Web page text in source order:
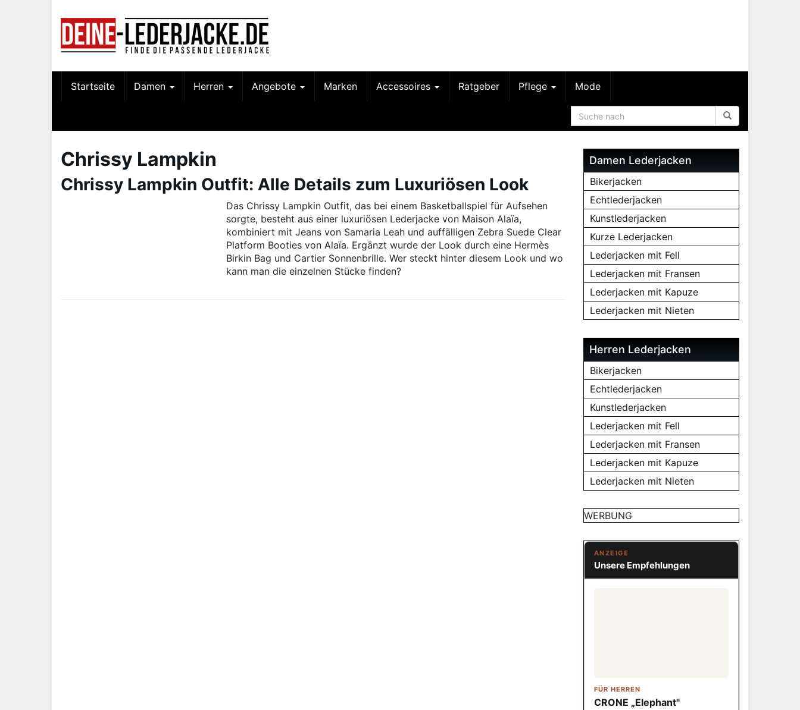
Startseite Damen Herren Angebote Marken Accessoires Ratgeber Pflege Mode
Chrissy Lampkin
Chrissy Lampkin Outfit: Alle Details zum Luxuriösen Look
Das Chrissy Lampkin Outfit, das bei einem Basketballspiel für Aufsehen
sorgte, besteht aus einer luxuriösen Lederjacke von Maison Alaïa,
kombiniert mit Jeans von Samaria Leah und auffälligen Zebra Suede Clear
Platform Booties von Alaïa. Ergänzt wurde der Look durch eine Hermès
Birkin Bag und Cartier Sonnenbrille. Wer steckt hinter diesem Look und wo
kann man die einzelnen Stücke finden?
Damen Lederjacken
Bikerjacken
Echtlederjacken
Kunstlederjacken
Kurze Lederjacken
Lederjacken mit Fell
Lederjacken mit Fransen
Lederjacken mit Kapuze
Lederjacken mit Nieten
Herren Lederjacken
Bikerjacken
Echtlederjacken
Kunstlederjacken
Lederjacken mit Fell
Lederjacken mit Fransen
Lederjacken mit Kapuze
Lederjacken mit Nieten
WERBUNG
ANZEIGE
Unsere Empfehlungen
FÜR HERREN
CRONE „Elephant"